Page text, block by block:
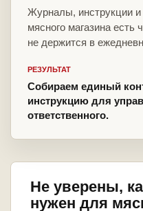
Журналы, инструкции
мясного магазина есть
не держится в
РЕЗУЛЬТАТ
Собираем единый
инструкцию для
ответственного.
Не уверены,
нужен для